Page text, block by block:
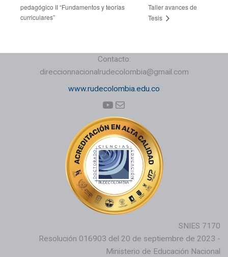
pedagógico II “Fundamentos y teorías
curriculares”
Taller avances de
Tesis
Contacto:
direccionnacionalrudecolombia@gmail.com
www.rudecolombia.edu.co
YouTube
Correo electrónico
SNIES 7170
Resolución 016903 del 20 de septiembre de 2023 -
Ministerio de Educación Nacional